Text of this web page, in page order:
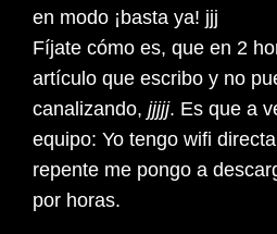
en modo ¡basta ya! jjj
Fíjate cómo es, que en 2
artículo que escribo y no
canalizando, jjjjj. Es que a
equipo: Yo tengo wifi
repente me pongo a
por horas.